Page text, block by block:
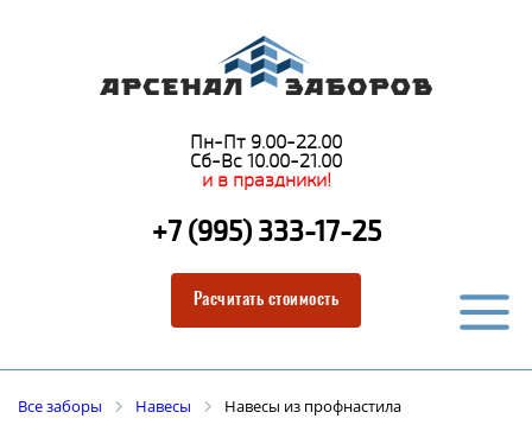
Пн-Пт 9.00-22.00
Сб-Вс 10.00-21.00
и в праздники!
+7 (995) 333-17-25
Расчитать стоимость
Все заборы Навесы Навесы из профнастила